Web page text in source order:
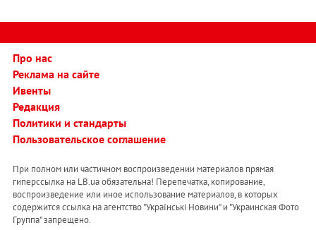
Про нас
Реклама на сайте
Ивенты
Редакция
Политики и стандарты
Пользовательское соглашение
При полном или частичном воспроизведении материалов прямая
гиперссылка на LB.ua обязательна! Перепечатка, копирование,
воспроизведение или иное использование материалов, в которых
содержится ссылка на агентство "Українськi Новини" и "Украинская Фото
Группа" запрещено.